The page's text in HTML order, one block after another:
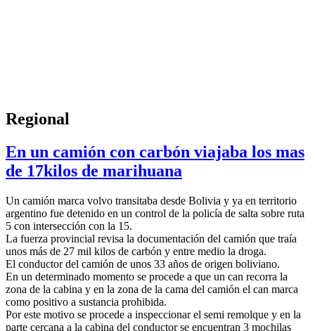
Regional
En un camión con carbón viajaba los mas
de 17kilos de marihuana
Un camión marca volvo transitaba desde Bolivia y ya en territorio
argentino fue detenido en un control de la policía de salta sobre ruta
5 con intersección con la 15.
La fuerza provincial revisa la documentación del camión que traía
unos más de 27 mil kilos de carbón y entre medio la droga.
El conductor del camión de unos 33 años de origen boliviano.
En un determinado momento se procede a que un can recorra la
zona de la cabina y en la zona de la cama del camión el can marca
como positivo a sustancia prohibida.
Por este motivo se procede a inspeccionar el semi remolque y en la
parte cercana a la cabina del conductor se encuentran 3 mochilas